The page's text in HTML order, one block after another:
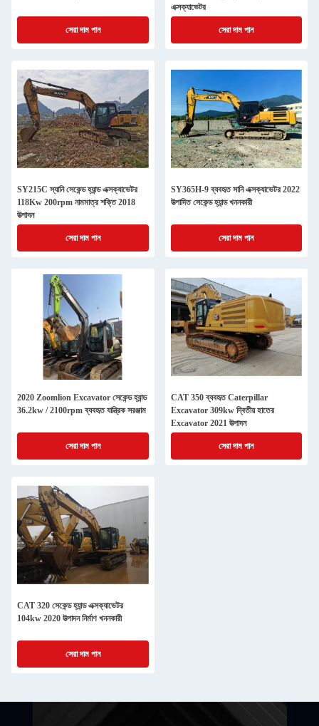
সেরা দাম পান
এক্সক্যাভেটর
সেরা দাম পান
SY215C স্যানি সেকেন্ড হ্যান্ড এক্সক্যাভেটর
118Kw 200rpm নামমাত্র শক্তি 2018
উত্পাদন
সেরা দাম পান
SY365H-9 ব্যবহৃত সানি এক্সক্যাভেটর 2022
উত্পাদিত সেকেন্ড হ্যান্ড খননকারী
সেরা দাম পান
2020 Zoomlion Excavator সেকেন্ড হ্যান্ড
36.2kw / 2100rpm ব্যবহৃত যান্ত্রিক সরঞ্জাম
সেরা দাম পান
CAT 350 ব্যবহৃত Caterpillar
Excavator 309kw দ্বিতীয় হাতের
Excavator 2021 উত্পাদন
সেরা দাম পান
CAT 320 সেকেন্ড হ্যান্ড এক্সক্যাভেটর
104kw 2020 উত্পাদন নির্মাণ খননকারী
সেরা দাম পান